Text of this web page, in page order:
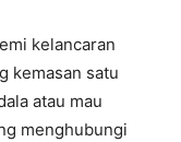
kelancaran
kemasan satu
atau mau
menghubungi